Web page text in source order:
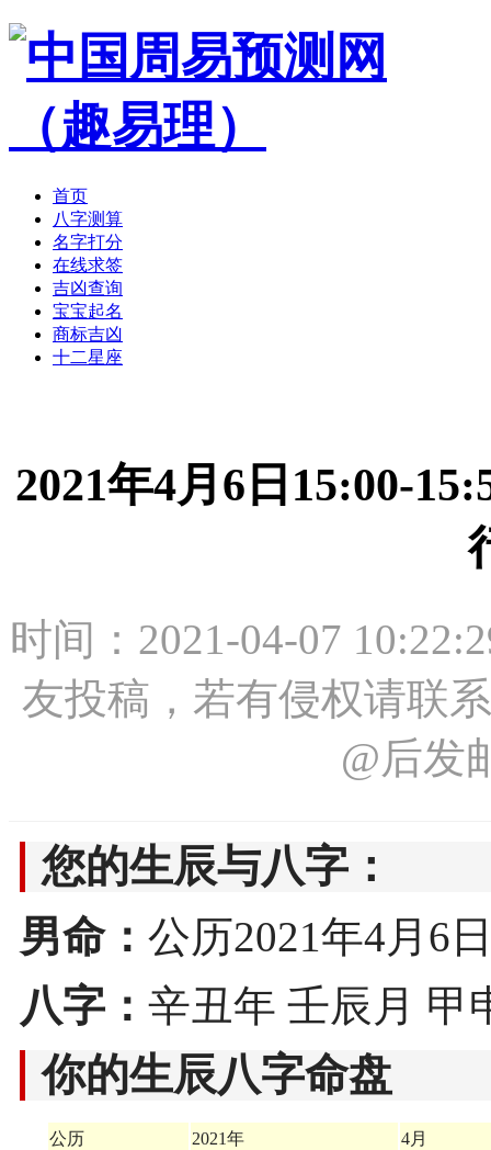
首页
八字测算
名字打分
在线求签
吉凶查询
宝宝起名
商标吉凶
十二星座
2021年4月6日15:00-
时间：2021-04-07
友投稿，若有侵权请联
@后发
您的生辰与八字：
男命： 公历2021年4月6
八字： 辛丑年 壬辰月 甲
你的生辰八字命盘
公历 2021年
4月